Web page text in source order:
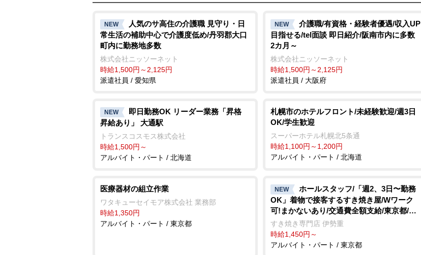
NEW
人気のサ高住の介護職 見守り・日
常生活の補助中心で介護度低め/丹羽郡大口
町内に勤務地多数
株式会社ニッソーネット
時給1,500円～2,125円
派遣社員 / 愛知県
NEW
介護職/有資格・経験者優遇/収入UP
目指せる/tel面談 即日紹介/阪南市内に多数
2カ月～
株式会社ニッソーネット
時給1,500円～2,125円
派遣社員 / 大阪府
NEW
即日勤務OK リーダー業務「昇格
昇給あり」 大通駅
トランスコスモス株式会社
時給1,500円～
アルバイト・パート / 北海道
札幌市のホテルフロント/未経験歓迎/週3日
OK/学生歓迎
スーパーホテル札幌北5条通
時給1,100円～1,200円
アルバイト・パート / 北海道
医療器材の組立作業
ワタキューセイモア株式会社 業務部
時給1,350円
アルバイト・パート / 東京都
NEW
ホールスタッフ/「週2、3日〜勤務
OK」着物で接客するすき焼き屋/Wワーク
可!まかないあり/交通費全額支給/東京都/中
央区
すき焼き専門店 伊勢重
時給1,450円～
アルバイト・パート / 東京都